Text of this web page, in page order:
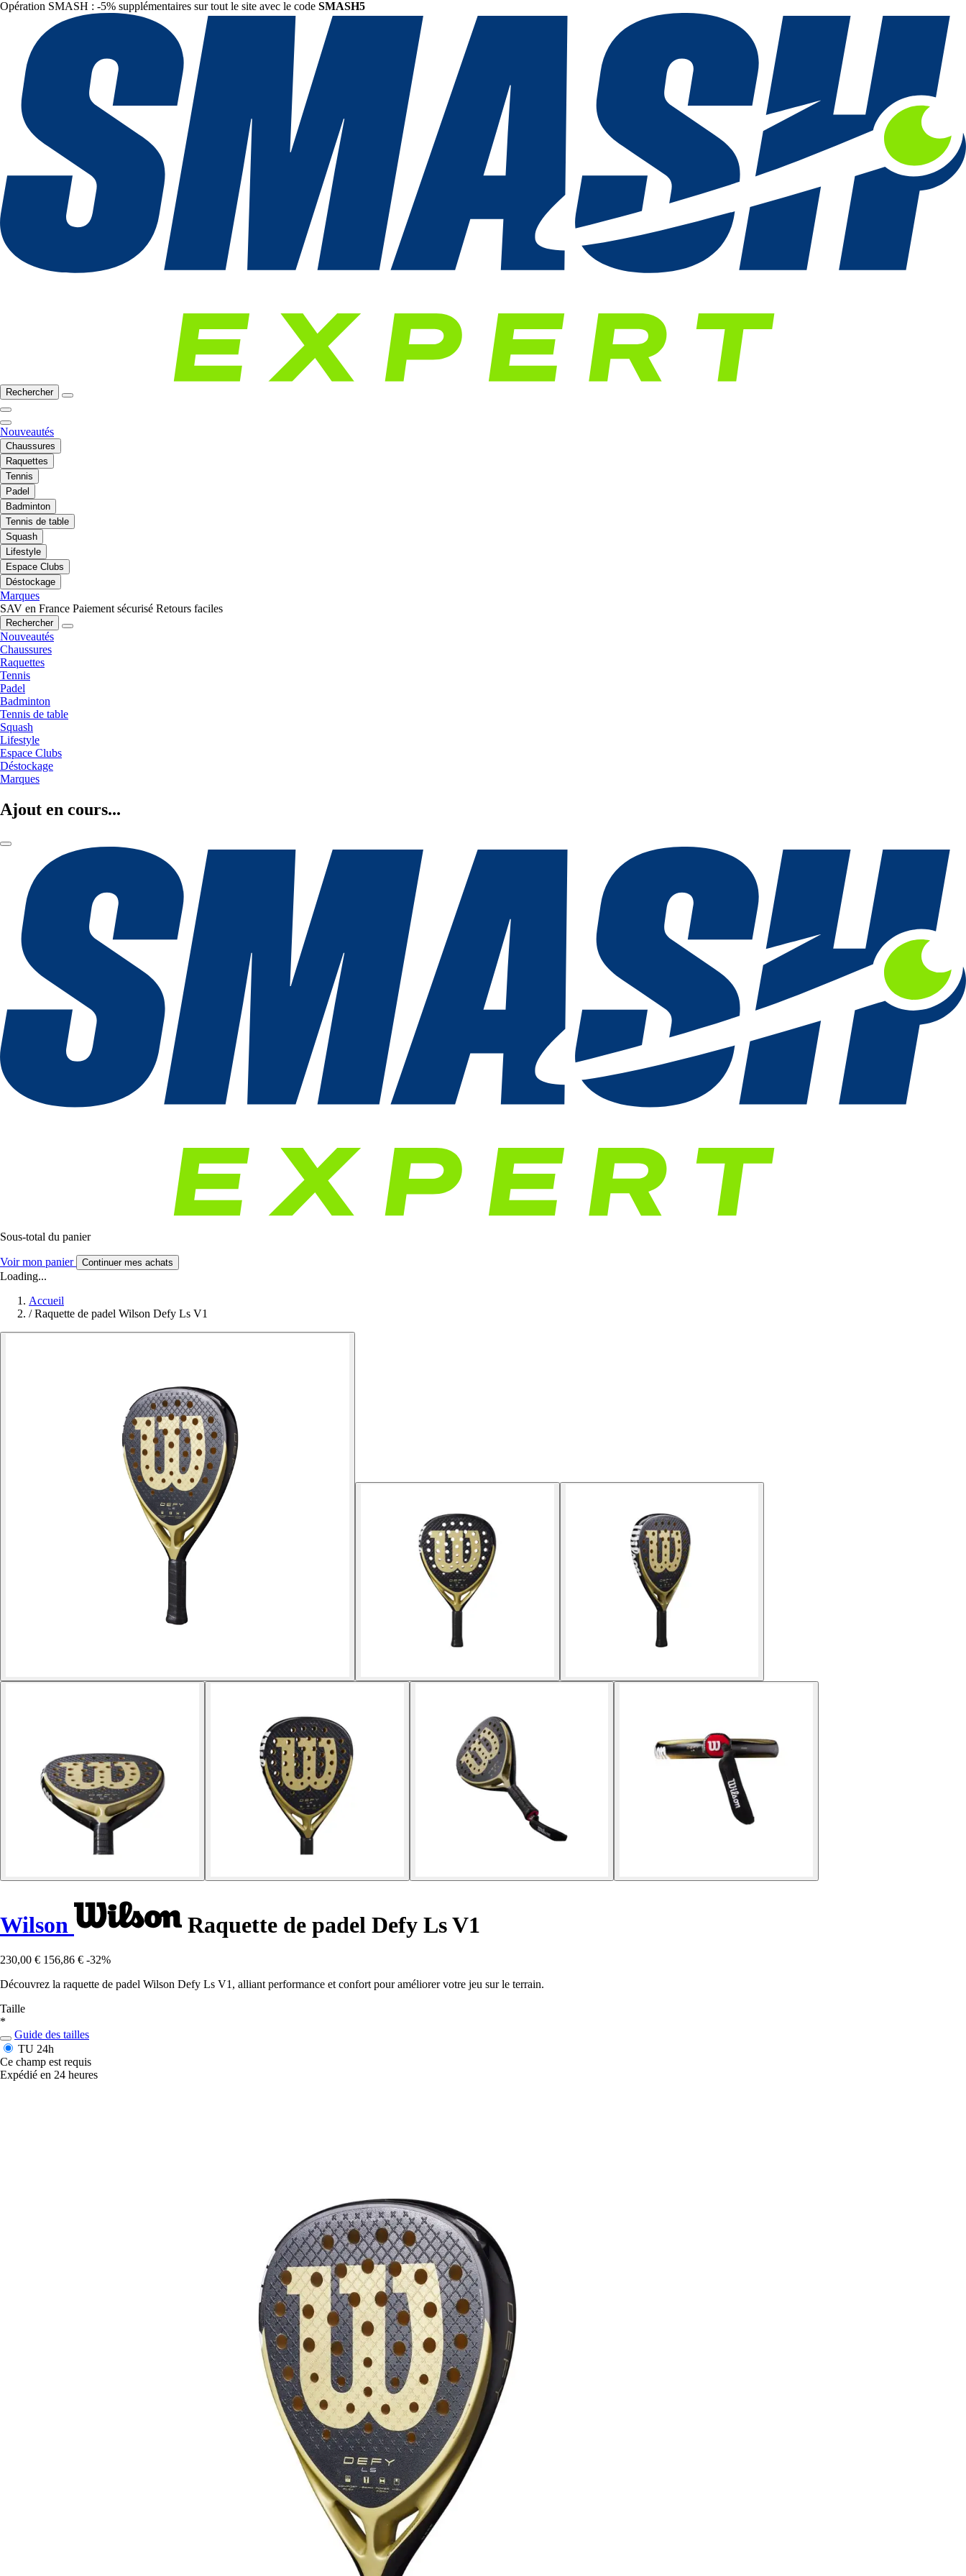
Opération SMASH : -5% supplémentaires sur tout le site avec le code SMASH5
Rechercher
Nouveautés
Chaussures
Raquettes
Tennis
Padel
Badminton
Tennis de table
Squash
Lifestyle
Espace Clubs
Déstockage
Marques
SAV en France Paiement sécurisé Retours faciles
Rechercher
Nouveautés
Chaussures
Raquettes
Tennis
Padel
Badminton
Tennis de table
Squash
Lifestyle
Espace Clubs
Déstockage
Marques
Ajout en cours...
Sous-total du panier
Voir mon panier Continuer mes achats
Loading...
Accueil
/ Raquette de padel Wilson Defy Ls V1
Wilson Raquette de padel Defy Ls V1
230,00 € 156,86 € -32%
Découvrez la raquette de padel Wilson Defy Ls V1, alliant performance et confort pour améliorer votre jeu sur le terrain.
Taille
*
Guide des tailles
TU 24h
Ce champ est requis
Expédié en 24 heures